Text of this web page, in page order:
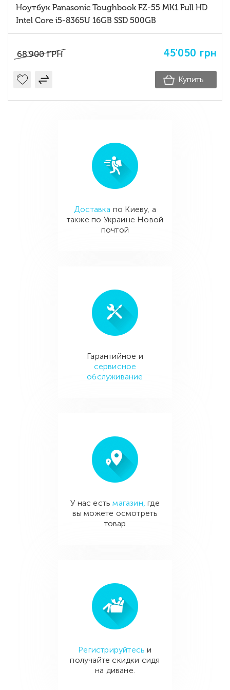
Ноутбук Panasonic Toughbook FZ-55 MK1 Full HD
Intel Core i5-8365U 16GB SSD 500GB
68'900 ГРН 45'050 грн
Купить
Доставка по Киеву, а
также по Украине Новой
почтой
Гарантийное и
сервисное
обслуживание
У нас естьмагазин, где
вы можете осмотреть
товар
Регистрируйтесь и
получайте скидки сидя
на диване.